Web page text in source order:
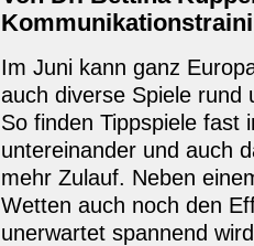
Im Juni kann ganz
auch diverse Spiele rund
So finden Tippspiele fast
untereinander und auch
mehr Zulauf. Neben
Wetten auch noch den
unerwartet spannend